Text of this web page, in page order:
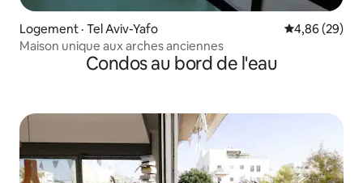
Logement · Tel Aviv-Yafo Note
4,86 (29)
Maison unique aux arches anciennes
Condos au bord de l'eau